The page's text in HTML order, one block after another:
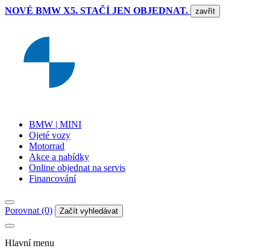
NOVÉ BMW X5. STAČÍ JEN OBJEDNAT. zavřít
BMW | MINI
Ojeté vozy
Motorrad
Akce a nabídky
Online objednat na servis
Financování
Porovnat (0) Začít vyhledávat
Hlavní menu